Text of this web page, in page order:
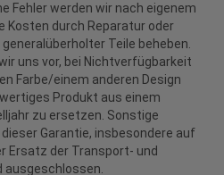
Fehler werden wir nach eigenem
Kosten durch Reparatur oder
generalüberholter Teile beheben.
uns vor, bei Nichtverfügbarkeit
Farbe/einem anderen Design
Produkt aus einem
zu ersetzen. Sonstige
Garantie, insbesondere auf
Ersatz der Transport- und
ausgeschlossen.